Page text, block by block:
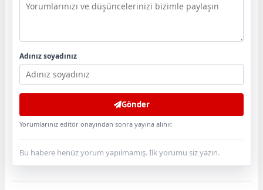
Adınız soyadınız
Gönder
Yorumlarınız editör onayından sonra yayına alınır.
Bu habere henüz yorum yapılmamış. İlk yorumu siz yazın.